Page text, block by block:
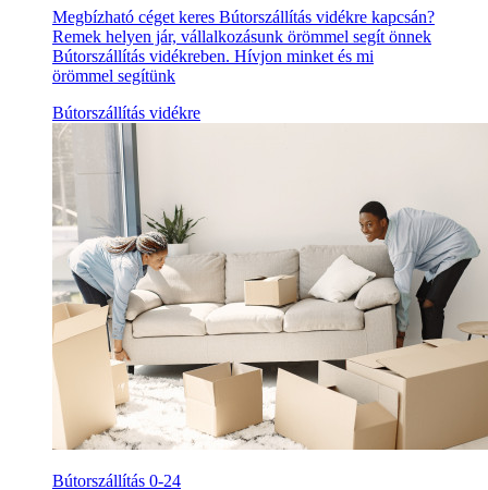
Megbízható céget keres Bútorszállítás vidékre kapcsán?
Remek helyen jár, vállalkozásunk örömmel segít önnek
Bútorszállítás vidékreben. Hívjon minket és mi
örömmel segítünk
Bútorszállítás vidékre
Bútorszállítás 0-24